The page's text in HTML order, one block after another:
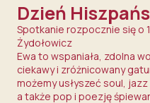
Dzień
Spotkanie rozpocznie się o
Żydołowicz
Ewa to wspaniała, zdolna
ciekawy i zróżnicowany
możemy usłyszeć soul,
a także pop i poezję